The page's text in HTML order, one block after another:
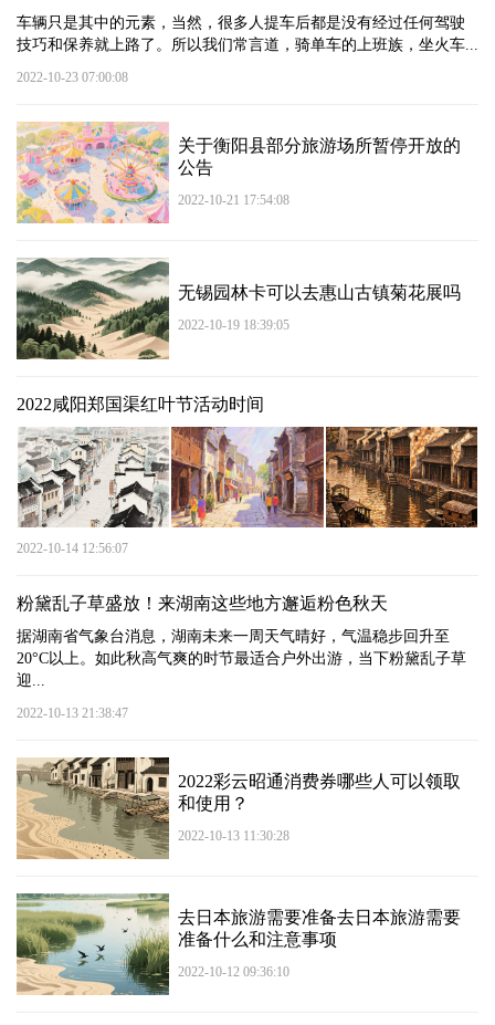
车辆只是其中的元素，当然，很多人提车后都是没有经过任何驾驶
技巧和保养就上路了。所以我们常言道，骑单车的上班族，坐火车...
2022-10-23 07:00:08
关于衡阳县部分旅游场所暂停开放的
公告
2022-10-21 17:54:08
无锡园林卡可以去惠山古镇菊花展吗
2022-10-19 18:39:05
2022咸阳郑国渠红叶节活动时间
2022-10-14 12:56:07
粉黛乱子草盛放！来湖南这些地方邂逅粉色秋天
据湖南省气象台消息，湖南未来一周天气晴好，气温稳步回升至
20°C以上。如此秋高气爽的时节最适合户外出游，当下粉黛乱子草
迎...
2022-10-13 21:38:47
2022彩云昭通消费券哪些人可以领取
和使用？
2022-10-13 11:30:28
去日本旅游需要准备去日本旅游需要
准备什么和注意事项
2022-10-12 09:36:10